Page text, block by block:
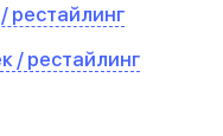
рестайлинг
/ рестайлинг